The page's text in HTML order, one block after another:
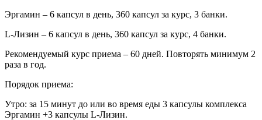
Эргамин – 6 капсул в день, 360 капсул за курс, 3 банки.
L-Лизин – 6 капсул в день, 360 капсул за курс, 4 банки.
Рекомендуемый курс приема – 60 дней. Повторять минимум 2
раза в год.
Порядок приема:
Утро: за 15 минут до или во время еды 3 капсулы комплекса
Эргамин +3 капсулы L-Лизин.